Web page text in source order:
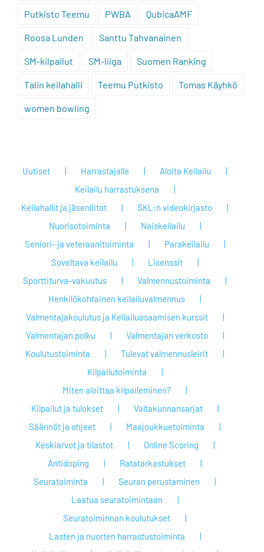
Putkisto Teemu PWBA QubicaAMF
Roosa Lunden Santtu Tahvanainen
SM-kilpailut SM-liiga Suomen Ranking
Talin keilahalli Teemu Putkisto Tomas Käyhkö
women bowling
Uutiset Harrastajalle
Aloita Keilailu
Keilailu harrastuksena
Keilahallit ja jäsenliitot
SKL:n videokirjasto
Nuorisotoiminta
Naiskeilailu
Seniori- ja veteraanitoiminta
Parakeilailu
Soveltava keilailu
Lisenssit
Sporttiturva-vakuutus
Valmennustoiminta
Henkilökohtainen keilailuvalmennus
Valmentajakoulutus ja Keilailuosaamisen kurssit
Valmentajan polku
Valmentajan verkosto
Koulutustoiminta
Tulevat valmennusleirit
Kilpailutoiminta
Miten aloittaa kilpaileminen?
Kilpailut ja tulokset
Valtakunnansarjat
Säännöt ja ohjeet
Maajoukkuetoiminta
Keskiarvot ja tilastot
Online Scoring
Antidoping
Ratatarkastukset
Seuratoiminta
Seuran perustaminen
Laatua seuratoimintaan
Seuratoiminnan koulutukset
Lasten ja nuorten harrastustoiminta